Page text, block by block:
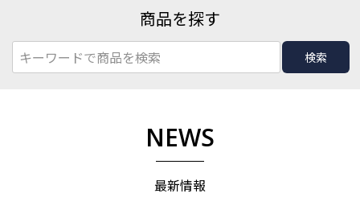
商品を探す
検索
NEWS
最新情報